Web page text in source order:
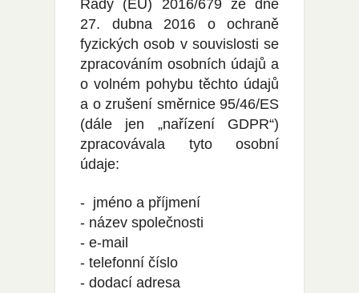
Rady (EU) 2016/679 ze dne
27. dubna 2016 o ochraně
fyzických osob v souvislosti se
zpracováním osobních údajů a
o volném pohybu těchto údajů
a o zrušení směrnice 95/46/ES
(dále jen „nařízení GDPR“)
zpracovávala tyto osobní
údaje:
- jméno a příjmení
- název společnosti
- e-mail
- telefonní číslo
- dodací adresa